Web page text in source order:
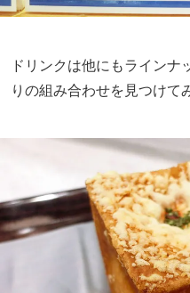
ドリンクは他にもライン
りの組み合わせを見つけて